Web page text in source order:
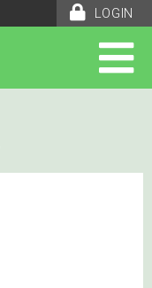
LOGIN